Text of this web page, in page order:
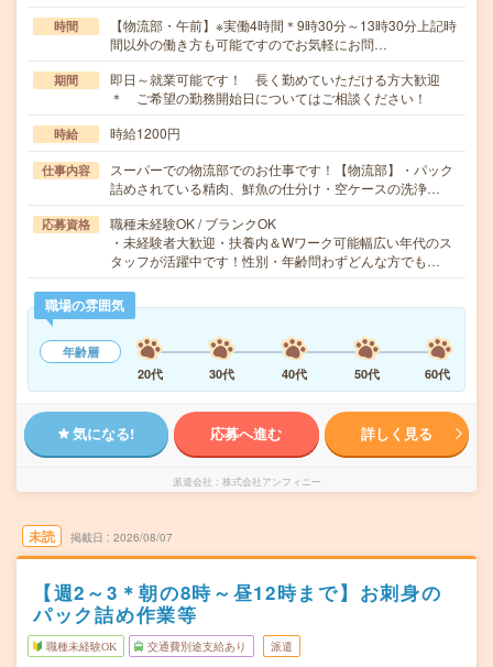
時間
【物流部・午前】※実働4時間＊9時30分～13時30分上記時
間以外の働き方も可能ですのでお気軽にお問…
期間
即日～就業可能です！ 長く勤めていただける方大歓迎
＊ ご希望の勤務開始日についてはご相談ください！
時給 時給1200円
仕事内容
スーパーでの物流部でのお仕事です！【物流部】・パック
詰めされている精肉、鮮魚の仕分け・空ケースの洗浄…
応募資格
職種未経験OK / ブランクOK
・未経験者大歓迎・扶養内＆Wワーク可能幅広い年代のス
タッフが活躍中です！性別・年齢問わずどんな方でも…
職場の雰囲気
年齢層
20代
30代 40代 50代 60代
気になる! 応募へ進む 詳しく見る
派遣会社 株式会社アンフィニー
未読 掲載日 2026/08/07
【週2～3＊朝の8時～昼12時まで】お刺身の
パック詰め作業等
職種未経験OK 交通費別途支給あり 派遣